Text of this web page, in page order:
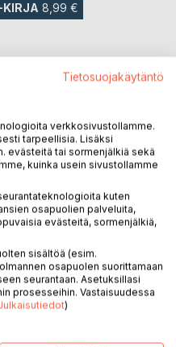
KIRJA 8,99 €
Tietosuojakäytäntö
verkkosivustollamme.
tarpeellisia. Lisäksi
evästeitä tai sormenjälkiä sekä
kuinka usein sivustollamme
kuten
osapuolien palveluita,
evästeitä, sormenjälkiä,
sisältöä (esim.
osapuolen suorittamaan
seurantaan. Asetuksillasi
prosesseihin. Vastaisuudessa
)